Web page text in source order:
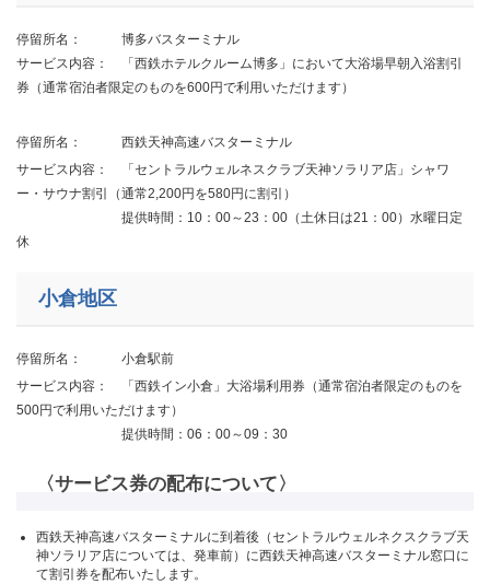
停留所名： 博多バスターミナル
サービス内容： 「西鉄ホテルクルーム博多」において大浴場早朝入浴割引
券（通常宿泊者限定のものを600円で利用いただけます）
停留所名： 西鉄天神高速バスターミナル
サービス内容： 「セントラルウェルネスクラブ天神ソラリア店」シャワ
ー・サウナ割引（通常2,200円を580円に割引）
提供時間：10：00～23：00（土休日は21：00）水曜日定
休
小倉地区
停留所名： 小倉駅前
サービス内容： 「西鉄イン小倉」大浴場利用券（通常宿泊者限定のものを
500円で利用いただけます）
提供時間：06：00～09：30
〈サービス券の配布について〉
西鉄天神高速バスターミナルに到着後（セントラルウェルネクスクラブ天
神ソラリア店については、発車前）に西鉄天神高速バスターミナル窓口に
て割引券を配布いたします。